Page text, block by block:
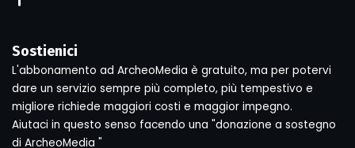
Sostienici
L'abbonamento ad ArcheoMedia è gratuito, ma per potervi
dare un servizio sempre più completo, più tempestivo e
migliore richiede maggiori costi e maggior impegno.
Aiutaci in questo senso facendo una "donazione a sostegno
di ArcheoMedia "